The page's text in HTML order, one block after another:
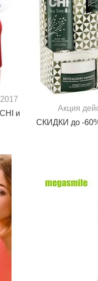
и
Акция
СКИДКИ до -